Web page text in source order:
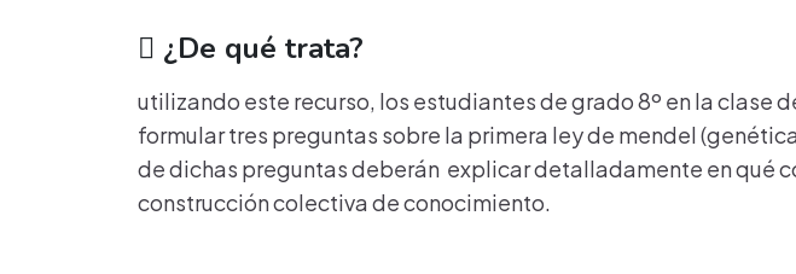
¿De qué trata?
utilizando este recurso, los estudiantes de grado 8º en la
formular tres preguntas sobre la primera ley de mendel
de dichas preguntas deberán explicar detalladamente en qué
construcción colectiva de conocimiento.